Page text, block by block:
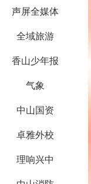
声屏全媒体
全域旅游
香山少年报
气象
中山国资
卓雅外校
理响兴中